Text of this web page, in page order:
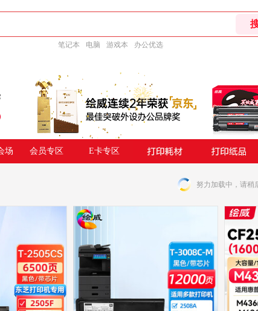
笔记本 电脑 游戏本 办公优选
场 E卡专区
会员专区
努力加载中，请稍